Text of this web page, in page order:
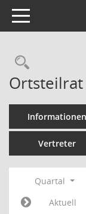
Toggle navigation
Ortsteilrat
Informationen
Vertreter
Quartal
Aktuell